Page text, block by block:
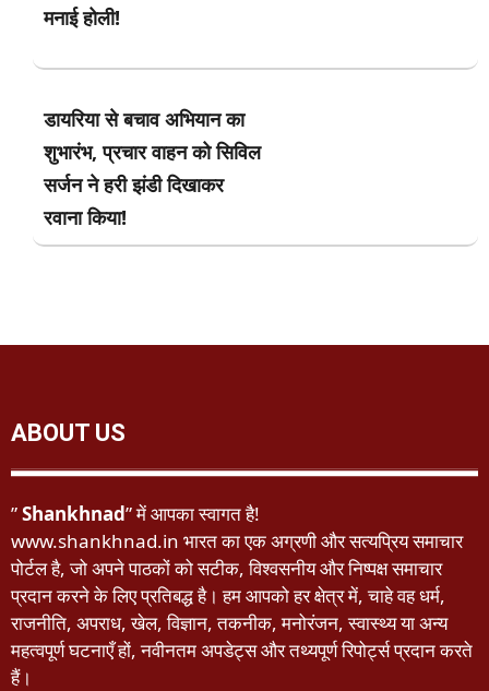
मनाई होली!
डायरिया से बचाव अभियान का
शुभारंभ, प्रचार वाहन को सिविल
सर्जन ने हरी झंडी दिखाकर
रवाना किया!
ABOUT US
”Shankhnad” में आपका स्वागत है!
www.shankhnad.in भारत का एक अग्रणी और सत्यप्रिय समाचार
पोर्टल है, जो अपने पाठकों को सटीक, विश्वसनीय और निष्पक्ष समाचार
प्रदान करने के लिए प्रतिबद्ध है। हम आपको हर क्षेत्र में, चाहे वह धर्म,
राजनीति, अपराध, खेल, विज्ञान, तकनीक, मनोरंजन, स्वास्थ्य या अन्य
महत्वपूर्ण घटनाएँ हों, नवीनतम अपडेट्स और तथ्यपूर्ण रिपोर्ट्स प्रदान करते
हैं।